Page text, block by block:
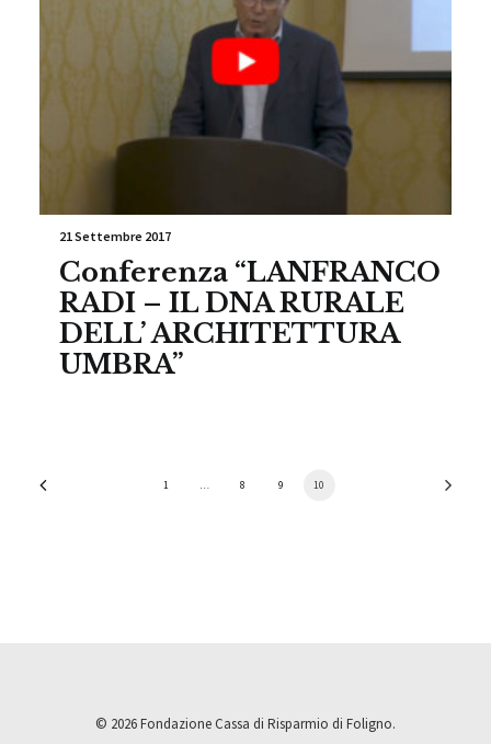
21 Settembre 2017
Conferenza “LANFRANCO
RADI – IL DNA RURALE
DELL’ ARCHITETTURA
UMBRA”
1 8 9 10
© 2026 Fondazione Cassa di Risparmio di Foligno.